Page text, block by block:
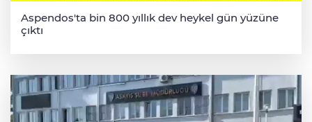
Aspendos'ta bin 800 yıllık dev heykel gün yüzüne
çıktı